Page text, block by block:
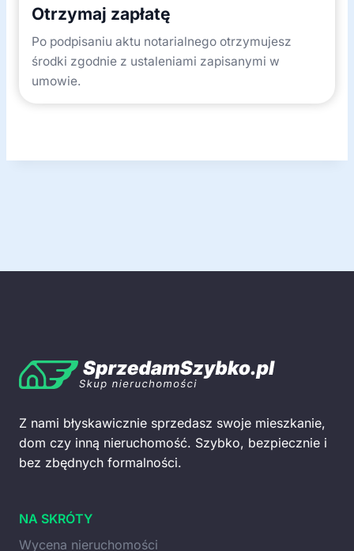
Otrzymaj zapłatę
Po podpisaniu aktu notarialnego otrzymujesz
środki zgodnie z ustaleniami zapisanymi w
umowie.
Z nami błyskawicznie sprzedasz swoje mieszkanie,
dom czy inną nieruchomość. Szybko, bezpiecznie i
bez zbędnych formalności.
NA SKRÓTY
Wycena nieruchomości